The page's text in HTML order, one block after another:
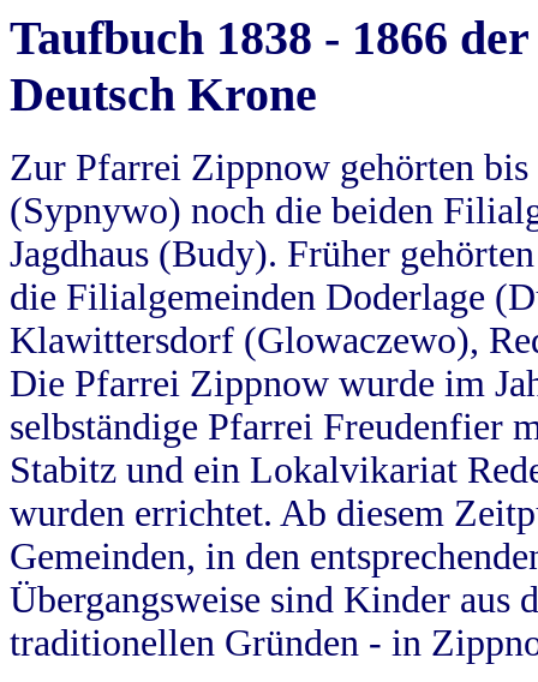
Taufbuch 1838 - 1866
Deutsch Krone
Zur Pfarrei Zippnow gehörten
(Sypnywo) noch die beiden
Jagdhaus (Budy). Früher
die Filialgemeinden Doderlage
Klawittersdorf (Glowaczewo),
Die Pfarrei Zippnow wurde im
selbständige Pfarrei Freudenfier
Stabitz und ein Lokalvikariat
wurden errichtet. Ab diesem
Gemeinden, in den
Übergangsweise sind Kinder aus
traditionellen Gründen - in